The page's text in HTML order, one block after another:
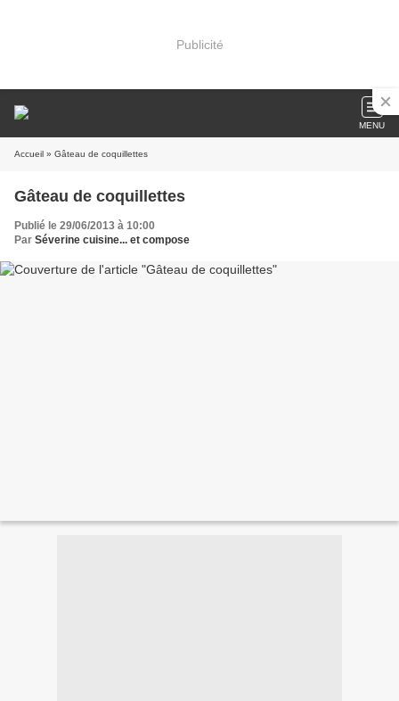
Publicité
MENU
Accueil » Gâteau de coquillettes
Gâteau de coquillettes
Publié le 29/06/2013 à 10:00
Par Séverine cuisine... et compose